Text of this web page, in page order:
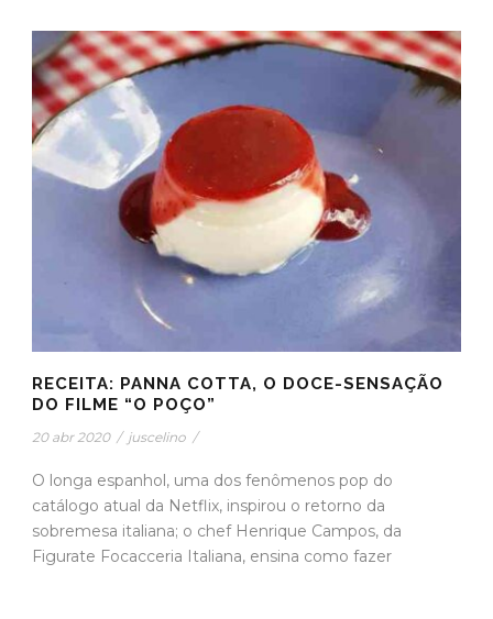
RECEITA: PANNA COTTA, O DOCE-SENSAÇÃO
DO FILME “O POÇO”
20 abr 2020 / juscelino /
O longa espanhol, uma dos fenômenos pop do
catálogo atual da Netflix, inspirou o retorno da
sobremesa italiana; o chef Henrique Campos, da
Figurate Focacceria Italiana, ensina como fazer